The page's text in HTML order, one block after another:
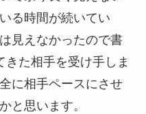
る時間が続いてい
見えなかったので書
た相手を受け手しま
に相手ペースにさせ
と思います。